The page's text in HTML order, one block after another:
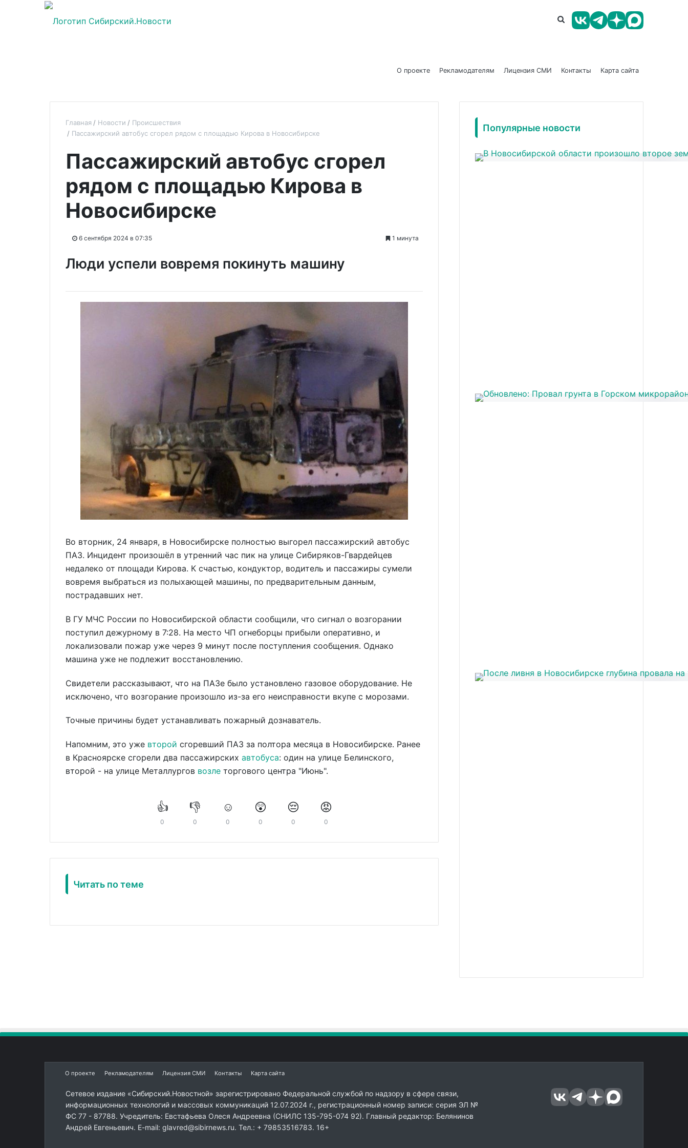
О проекте Рекламодателям Лицензия СМИ Контакты Карта сайта
Главная Новости
Происшествия
Пассажирский автобус сгорел рядом с площадью Кирова в Новосибирске
Пассажирский автобус сгорел
рядом с площадью Кирова в
Новосибирске
6 сентября 2024 в 07:35 1 минута
Люди успели вовремя покинуть машину
Во вторник, 24 января, в Новосибирске полностью выгорел пассажирский автобус
ПАЗ. Инцидент произошёл в утренний час пик на улице Сибиряков-Гвардейцев
недалеко от площади Кирова. К счастью, кондуктор, водитель и пассажиры сумели
вовремя выбраться из полыхающей машины, по предварительным данным,
пострадавших нет.
В ГУ МЧС России по Новосибирской области сообщили, что сигнал о возгорании
поступил дежурному в 7:28. На место ЧП огнеборцы прибыли оперативно, и
локализовали пожар уже через 9 минут после поступления сообщения. Однако
машина уже не подлежит восстановлению.
Свидетели рассказывают, что на ПАЗе было установлено газовое оборудование. Не
исключено, что возгорание произошло из-за его неисправности вкупе с морозами.
Точные причины будет устанавливать пожарный дознаватель.
Напомним, это уже второй сгоревший ПАЗ за полтора месяца в Новосибирске. Ранее
в Красноярске сгорели два пассажирских автобуса: один на улице Белинского,
второй - на улице Металлургов возле торгового центра "Июнь".
👍
0
👎
0
☺️
0
😲
0
😔
0
😡
0
Читать по теме
Популярные новости
О проекте Рекламодателям Лицензия СМИ Контакты Карта сайта
Сетевое издание «Сибирский.Новостной» зарегистрировано Федеральной службой по надзору в сфере связи,
информационных технологий и массовых коммуникаций 12.07.2024 г., регистрационный номер записи: серия ЭЛ №
ФС 77 - 87788. Учредитель: Евстафьева Олеся Андреевна (СНИЛС 135-795-074 92). Главный редактор: Белянинов
Андрей Евгеньевич. E-mail: glavred@sibirnews.ru. Тел.: + 79853516783. 16+